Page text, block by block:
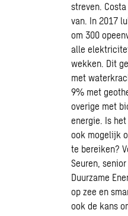
streven.
van. In 2017
om 300
alle
wekken. Dit
met
9% met
overige met
energie. Is
ook mogelijk
te bereiken?
Seuren,
Duurzame
op zee en
ook de kans